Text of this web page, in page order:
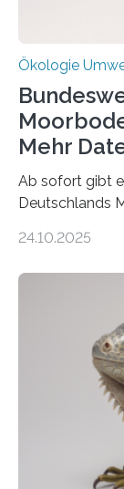
Ökologie
Mehr
Ab sofort gibt
Deutschlands
vergangenen
heutigen
Aufbauphase
Heimat.
Ein Netz aus
über
in den
Thünen-
24.10.2025